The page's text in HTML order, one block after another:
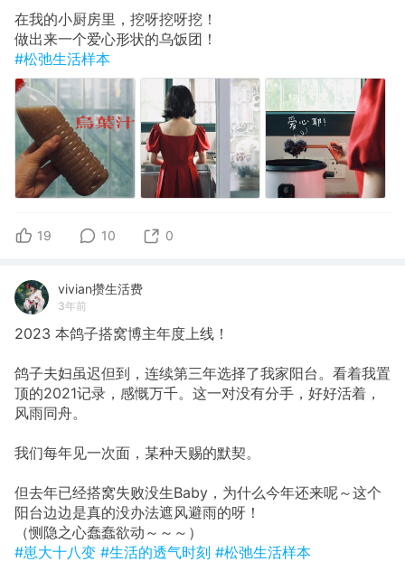
在我的小厨房里，挖呀挖呀挖！
做出来一个爱心形状的乌饭团！
#松弛生活样本
19 10 0
vivian攒生活费
3年前
2023 本鸽子搭窝博主年度上线！
鸽子夫妇虽迟但到，连续第三年选择了我家阳台。看着我置
顶的2021记录，感慨万千。这一对没有分手，好好活着，
风雨同舟。
我们每年见一次面，某种天赐的默契。
但去年已经搭窝失败没生Baby，为什么今年还来呢～这个
阳台边边是真的没办法遮风避雨的呀！
（恻隐之心蠢蠢欲动～～～）
#崽大十八变 #生活的透气时刻 #松弛生活样本